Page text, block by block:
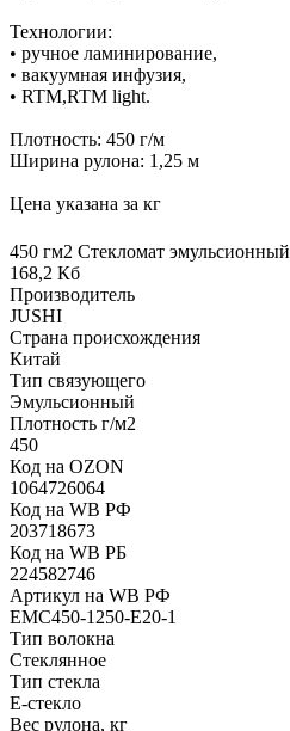
Технологии:
• ручное ламинирование,
• вакуумная инфузия,
• RTM,RTM light.
Плотность: 450 г/м
Ширина рулона: 1,25 м
Цена указана за кг
450 гм2 Стекломат
168,2 Кб
Производитель
JUSHI
Страна происхождения
Китай
Тип связующего
Эмульсионный
Плотность г/м2
450
Код на OZON
1064726064
Код на WB РФ
203718673
Код на WB РБ
224582746
Артикул на WB РФ
ЕМС450-1250-E20-1
Тип волокна
Стеклянное
Тип стекла
Е-стекло
Вес рулона, кг